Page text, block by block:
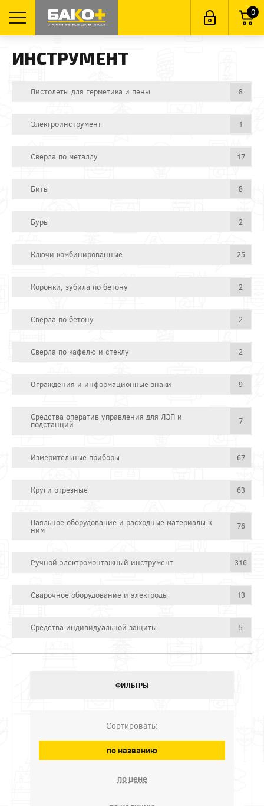
0
ИНСТРУМЕНТ
Пистолеты для герметика и пены 8
Электроинструмент 1
Сверла по металлу 17
Биты 8
Буры 2
Ключи комбинированные 25
Коронки, зубила по бетону 2
Сверла по бетону 2
Сверла по кафелю и стеклу 2
Ограждения и информационные знаки 9
Средства оператив управления для ЛЭП и
подстанций 7
Измерительные приборы 67
Круги отрезные 63
Паяльное оборудование и расходные материалы к
ним 76
Ручной электромонтажный инструмент 316
Сварочное оборудование и электроды 13
Средства индивидуальной защиты 5
ФИЛЬТРЫ
Сортировать:
по названию
по цене